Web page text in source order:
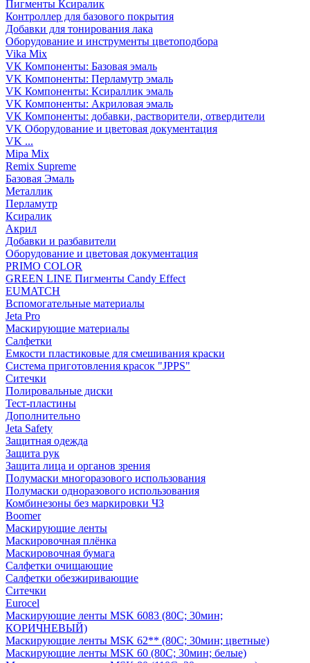
Пигменты Ксиралик
Контроллер для базового покрытия
Добавки для тонирования лака
Оборудование и инструменты цветоподбора
Vika Mix
VK Компоненты: Базовая эмаль
VK Компоненты: Перламутр эмаль
VK Компоненты: Ксираллик эмаль
VK Компоненты: Акриловая эмаль
VK Компоненты: добавки, растворители, отвердители
VK Оборудование и цветовая документация
VK ...
Mipa Mix
Remix Supreme
Базовая Эмаль
Металлик
Перламутр
Ксиралик
Акрил
Добавки и разбавители
Оборудование и цветовая документация
PRIMO COLOR
GREEN LINE Пигменты Candy Effect
EUMATCH
Вспомогательные материалы
Jeta Pro
Маскирующие материалы
Салфетки
Емкости пластиковые для смешивания краски
Система приготовления красок "JPPS"
Ситечки
Полировальные диски
Тест-пластины
Дополнительно
Jeta Safety
Защитная одежда
Защита рук
Защита лица и органов зрения
Полумаски многоразового использования
Полумаски одноразового использования
Комбинезоны без маркировки ЧЗ
Boomer
Маскирующие ленты
Маскировочная плёнка
Маскировочная бумага
Салфетки очищающие
Салфетки обезжиривающие
Ситечки
Euroсel
Маскирующие ленты MSK 6083 (80С; 30мин;
КОРИЧНЕВЫЙ)
Маскирующие ленты MSK 62** (80С; 30мин; цветные)
Маскирующие ленты MSK 60 (80С; 30мин; белые)